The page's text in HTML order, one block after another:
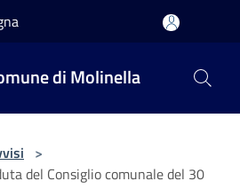
di Molinella
>
del Consiglio comunale del 30